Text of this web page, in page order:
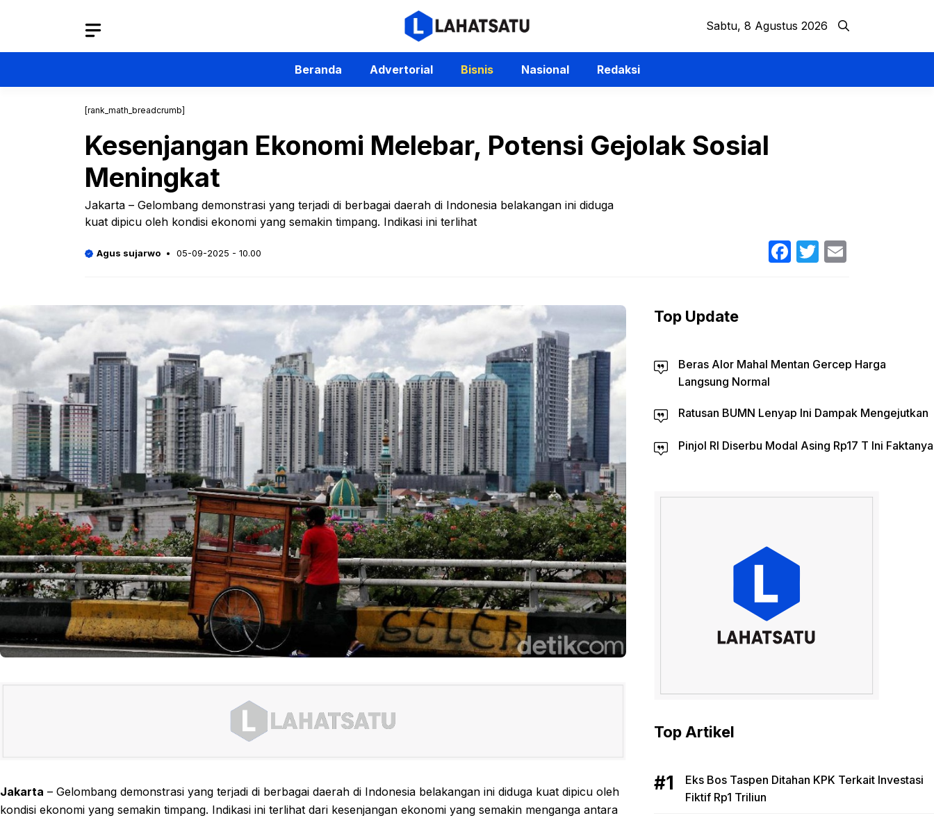
Sabtu, 8 Agustus 2026
Beranda Advertorial Bisnis Nasional Redaksi
[rank_math_breadcrumb]
Kesenjangan Ekonomi Melebar, Potensi Gejolak Sosial
Meningkat
Jakarta – Gelombang demonstrasi yang terjadi di berbagai daerah di Indonesia belakangan ini diduga
kuat dipicu oleh kondisi ekonomi yang semakin timpang. Indikasi ini terlihat
Agus sujarwo 05-09-2025 - 10.00 Facebook
Twitter
Jakarta – Gelombang demonstrasi yang terjadi di berbagai daerah di Indonesia belakangan ini diduga kuat dipicu oleh
kondisi ekonomi yang semakin timpang. Indikasi ini terlihat dari kesenjangan ekonomi yang semakin menganga antara
Top Update
Beras Alor Mahal Mentan Gercep Harga
Langsung Normal
Ratusan BUMN Lenyap Ini Dampak Mengejutkan
Pinjol RI Diserbu Modal Asing Rp17 T Ini Faktanya
Top Artikel
Eks Bos Taspen Ditahan KPK Terkait Investasi
Fiktif Rp1 Triliun